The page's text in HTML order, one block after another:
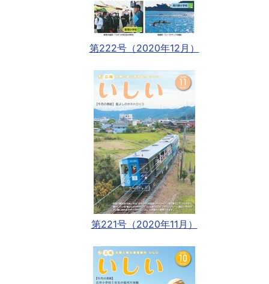
第222号（2020年12月）
第221号（2020年11月）